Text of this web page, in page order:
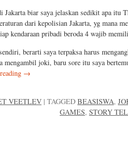
biar saya jelaskan sedikit apa itu
dari kepolisian Jakarta, yg mana
kendaraan pribadi beroda 4 wajib
berarti saya terpaksa harus
mengambil joki, baru sore itu saya
→
VEETLEV | TAGGED BEASISWA,
GAMES, STORY